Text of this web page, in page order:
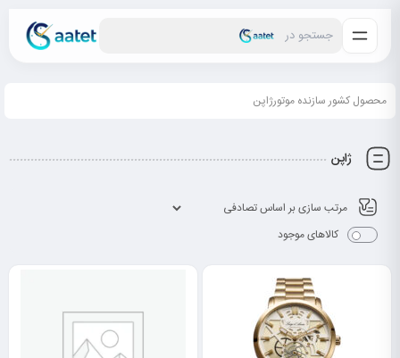
جستجو در
محصول کشور سازنده موتورژاپن
ژاپن
کالاهای موجود